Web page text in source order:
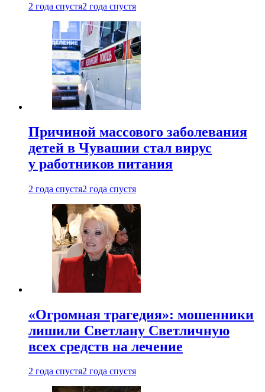
2 года спустя2 года спустя
Причиной массового заболевания
детей в Чувашии стал вирус
у работников питания
2 года спустя2 года спустя
«Огромная трагедия»: мошенники
лишили Светлану Светличную
всех средств на лечение
2 года спустя2 года спустя